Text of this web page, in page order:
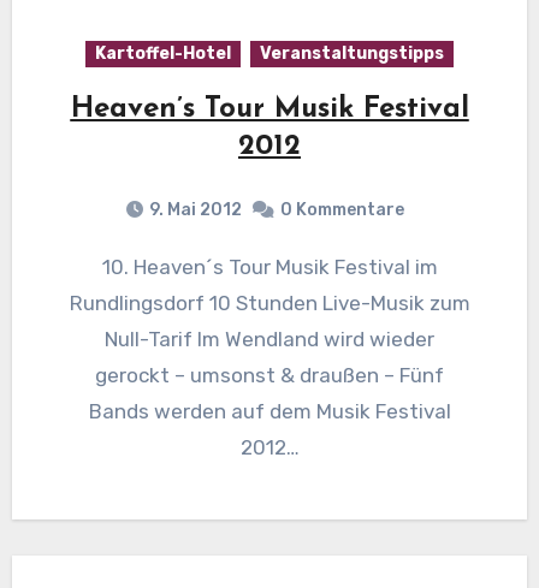
Kartoffel-Hotel Veranstaltungstipps
Heaven’s Tour Musik Festival
2012
9. Mai 2012 0 Kommentare
10. Heaven´s Tour Musik Festival im
Rundlingsdorf 10 Stunden Live-Musik zum
Null-Tarif Im Wendland wird wieder
gerockt – umsonst & draußen – Fünf
Bands werden auf dem Musik Festival
2012…